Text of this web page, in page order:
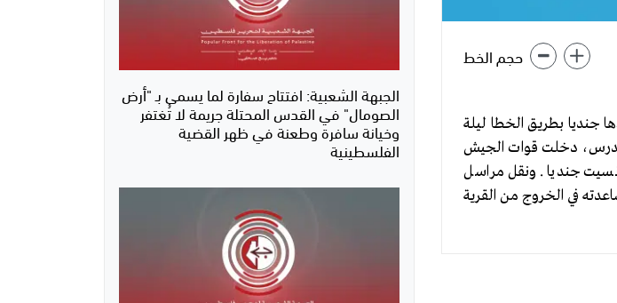
حجم الخط
جنديا بطريق الخطا ليلة
بدرس، دخلت قوات الجيش
جنديا . ونقل مراسل
في الخروج من القرية
الجبهة الشعبية: افتتاح سفارة لما يسمى بـ "أرض
الصومال" في القدس المحتلة جريمة لا تُغتفر
وخيانة سافرة وطعنة في ظهر القضية
الفلسطينية